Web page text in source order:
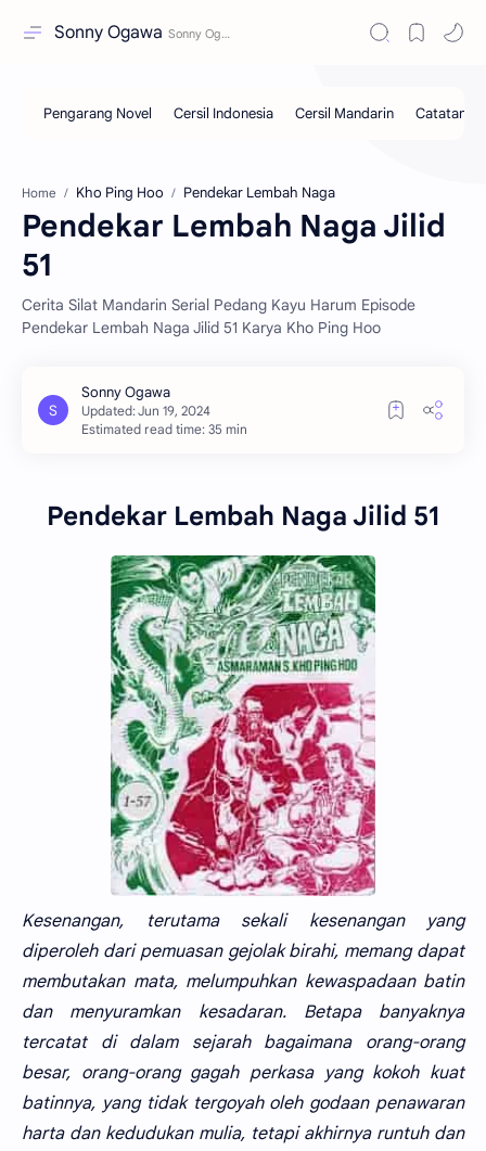
Sonny Ogawa
Home Kho Ping Hoo Pendekar Lembah Naga
Pendekar Lembah Naga Jilid
51
Cerita Silat Mandarin Serial Pedang Kayu Harum Episode
Pendekar Lembah Naga Jilid 51 Karya Kho Ping Hoo
Estimated read time: 35 min
Pendekar Lembah Naga Jilid 51
Kesenangan, terutama sekali kesenangan yang
diperoleh dari pemuasan gejolak birahi, memang dapat
membutakan mata, melumpuhkan kewaspadaan batin
dan menyuramkan kesadaran. Betapa banyaknya
tercatat di dalam sejarah bagaimana orang-orang
besar, orang-orang gagah perkasa yang kokoh kuat
batinnya, yang tidak tergoyah oleh godaan penawaran
harta dan kedudukan mulia, tetapi akhirnya runtuh dan